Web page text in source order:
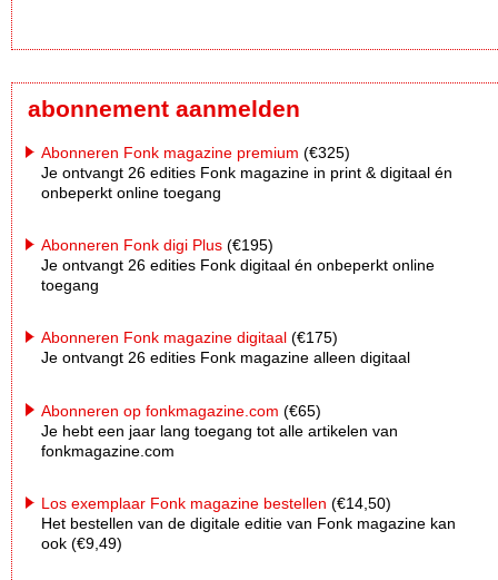
abonnement aanmelden
Abonneren Fonk magazine premium (€325)
Je ontvangt 26 edities Fonk magazine in print & digitaal én
onbeperkt online toegang
Abonneren Fonk digi Plus (€195)
Je ontvangt 26 edities Fonk digitaal én onbeperkt online
toegang
Abonneren Fonk magazine digitaal (€175)
Je ontvangt 26 edities Fonk magazine alleen digitaal
Abonneren op fonkmagazine.com (€65)
Je hebt een jaar lang toegang tot alle artikelen van
fonkmagazine.com
Los exemplaar Fonk magazine bestellen (€14,50)
Het bestellen van de digitale editie van Fonk magazine kan
ook (€9,49)